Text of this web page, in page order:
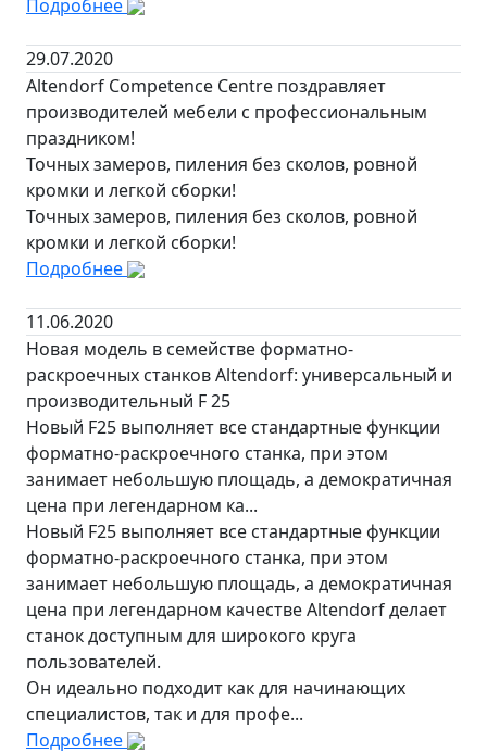
Подробнее
29.07.2020
Altendorf Competence Centre поздравляет
производителей мебели с профессиональным
праздником!
Точных замеров, пиления без сколов, ровной
кромки и легкой сборки!
Точных замеров, пиления без сколов, ровной
кромки и легкой сборки!
Подробнее
11.06.2020
Новая модель в семействе форматно-
раскроечных станков Altendorf: универсальный и
производительный F 25
Новый F25 выполняет все стандартные функции
форматно-раскроечного станка, при этом
занимает небольшую площадь, а демократичная
цена при легендарном ка...
Новый F25 выполняет все стандартные функции
форматно-раскроечного станка, при этом
занимает небольшую площадь, а демократичная
цена при легендарном качестве Altendorf делает
станок доступным для широкого круга
пользователей.
Он идеально подходит как для начинающих
специалистов, так и для профе...
Подробнее